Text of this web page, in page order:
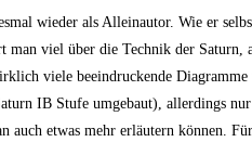
wieder als Alleinautor. Wie er
man viel über die Technik der Saturn,
viele beeindruckende
IB Stufe umgebaut), allerdings
etwas mehr erläutern können.